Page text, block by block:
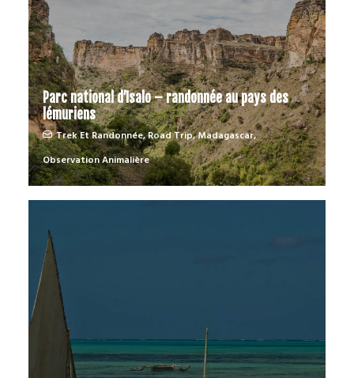
Parc national d’Isalo – randonnée au pays des
lémuriens
Trek Et Randonnée,Road Trip,Madagascar,
Observation Animalière